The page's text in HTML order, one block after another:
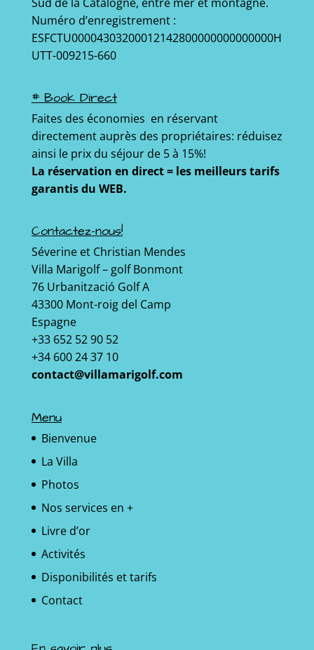
Numéro d’enregistrement :
ESFCTU00004303200012142800000000000000H
UTT-009215-660
# Book Direct
Faites des économies en réservant
directement auprès des propriétaires: réduisez
ainsi le prix du séjour de 5 à 15%!
La réservation en direct = les meilleurs tarifs
garantis du WEB.
Contactez-nous!
Séverine et Christian Mendes
Villa Marigolf – golf Bonmont
76 Urbanització Golf A
43300 Mont-roig del Camp
Espagne
+33 652 52 90 52
+34 600 24 37 10
contact@villamarigolf.com
Menu
Bienvenue
La Villa
Photos
Nos services en +
Livre d’or
Activités
Disponibilités et tarifs
Contact